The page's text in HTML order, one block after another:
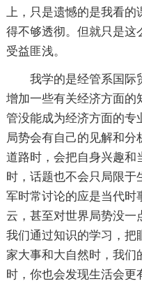
上，只是遗憾的是我看的
得不够透彻。但就只是这
受益匪浅。
我学的是经管系国际
增加一些有关经济方面的
管没能成为经济方面的专
局势会有自己的见解和分
道路时，会把自身兴趣和
时，话题也不会只局限于
军时常讨论的应是当代时
云，甚至对世界局势没一
我们通过知识的学习，把
家大事和大自然时，我们
时，你也会发现生活会更